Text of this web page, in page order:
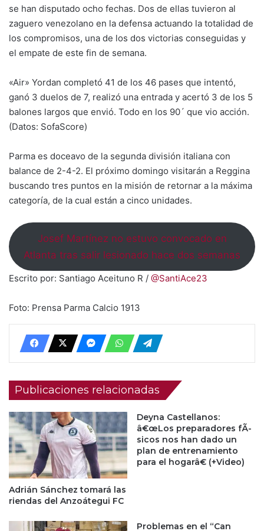
se han disputado ocho fechas. Dos de ellas tuvieron al
zaguero venezolano en la defensa actuando la totalidad de
los compromisos, una de los dos victorias conseguidas y
el empate de este fin de semana.
«Air» Yordan completó 41 de los 46 pases que intentó,
ganó 3 duelos de 7, realizó una entrada y acertó 3 de los 5
balones largos que envió. Todo en los 90´ que vio acción.
(Datos: SofaScore)
Parma es doceavo de la segunda división italiana con
balance de 2-4-2. El próximo domingo visitarán a Reggina
buscando tres puntos en la misión de retornar a la máxima
categoría, de la cual están a cinco unidades.
Josef Martínez no estuvo convocado en
Atlanta tras salir lesionado hace dos semanas
Escrito por: Santiago Aceituno R / @SantiAce23
Foto: Prensa Parma Calcio 1913
Publicaciones relacionadas
Adrián Sánchez tomará las
riendas del Anzoátegui FC
Deyna Castellanos:
â€œLos preparadores fÃ­
sicos nos han dado un
plan de entrenamiento
para el hogarâ€ (+Video)
Problemas en el “Can